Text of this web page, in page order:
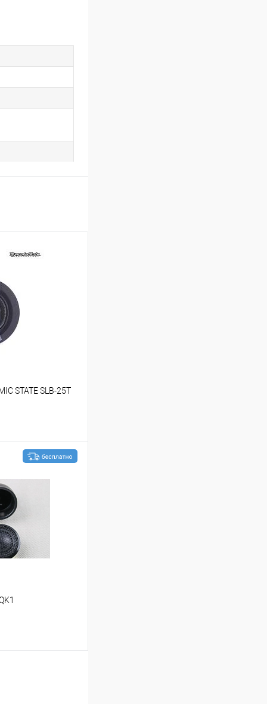
STATE SLB-25T
В избранное